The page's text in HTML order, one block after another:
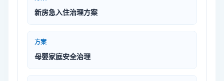
新房急入住治理方案
方案
母婴家庭安全治理